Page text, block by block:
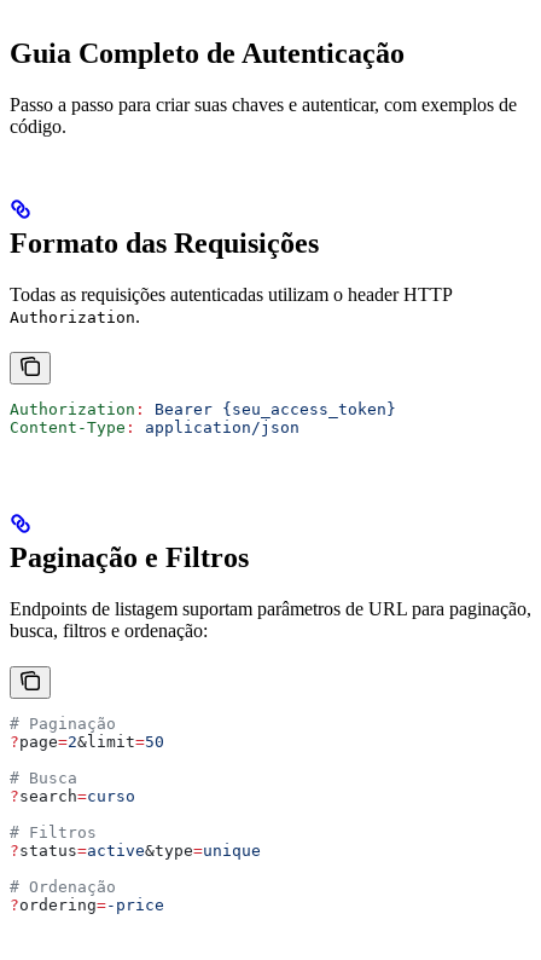
Guia Completo de Autenticação
Passo a passo para criar suas chaves e autenticar, com exemplos de
código.
Formato das Requisições
Todas as requisições autenticadas utilizam o header HTTP
Authorization.
Authorization :
Bearer {seu_access_token}
Content-Type : application/json
Paginação e Filtros
Endpoints de listagem suportam parâmetros de URL para paginação,
busca, filtros e ordenação:
# Paginação
?page=2&limit=50
# Busca
?search=curso
# Filtros
?status=active&type=unique
# Ordenação
?ordering=-price